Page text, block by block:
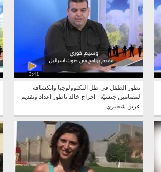
3:41
تطور الطفل في ظل التكنوولوجيا وانكشافه
لمضامين جنسيّة - اخراج خالد ناطور اعداد وتقديم
عرين شحبري